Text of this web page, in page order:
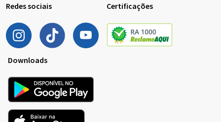
Redes sociais Certificações
Downloads